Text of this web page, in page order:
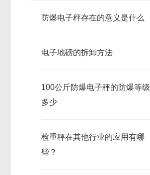
防爆电子秤存在的意义是什么
电子地磅的拆卸方法
100公斤防爆电子秤的防爆等级
多少
检重秤在其他行业的应用有哪
些？